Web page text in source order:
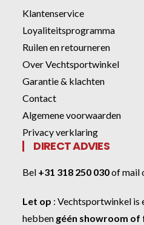
Klantenservice
Loyaliteitsprogramma
Ruilen en retourneren
Over Vechtsportwinkel
Garantie & klachten
Contact
Algemene voorwaarden
Privacy verklaring
DIRECT ADVIES
Bel +31 318 250 030ofmail
Let op :Vechtsportwinkel is
hebben géén showroom of